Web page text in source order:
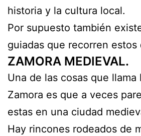
historia y la cultura local.
Por supuesto también
guiadas que recorren estos
ZAMORA MEDIEVAL.
Una de las cosas que
Zamora es que a veces
estas en una ciudad
Hay rincones rodeados de